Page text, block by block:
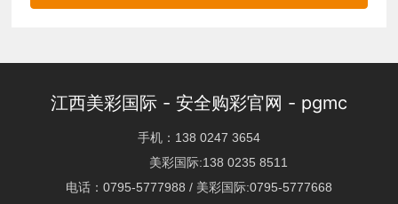
江西美彩国际 - 安全购彩官网 - pgmc
手机：​ 138 0247 3654
美彩国际:138 0235 8511
电话： 0795-5777988 / 美彩国际:0795-5777668